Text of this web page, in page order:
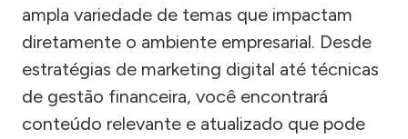
ampla variedade de temas que impactam
diretamente o ambiente empresarial. Desde
estratégias de marketing digital até técnicas
de gestão financeira, você encontrará
conteúdo relevante e atualizado que pode